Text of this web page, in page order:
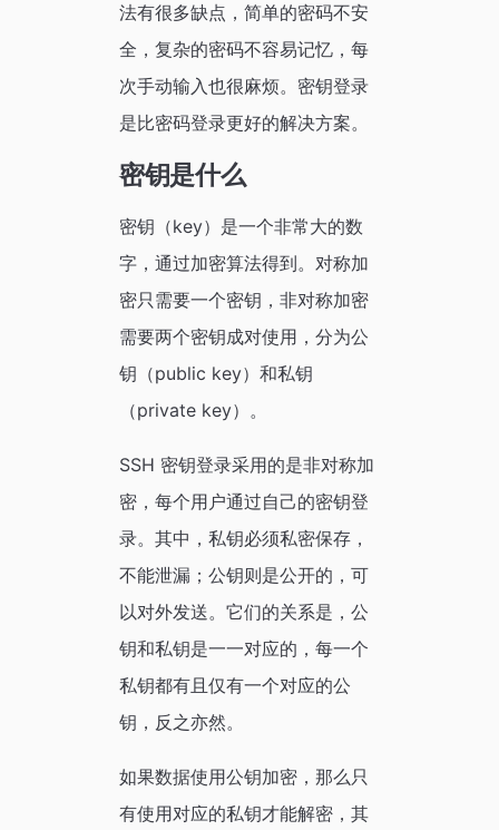
法有很多缺点，简单的密码不安
全，复杂的密码不容易记忆，每
次手动输入也很麻烦。密钥登录
是比密码登录更好的解决方案。
密钥是什么
密钥（key）是一个非常大的数
字，通过加密算法得到。对称加
密只需要一个密钥，非对称加密
需要两个密钥成对使用，分为公
钥（public key）和私钥
（private key）。
SSH 密钥登录采用的是非对称加
密，每个用户通过自己的密钥登
录。其中，私钥必须私密保存，
不能泄漏；公钥则是公开的，可
以对外发送。它们的关系是，公
钥和私钥是一一对应的，每一个
私钥都有且仅有一个对应的公
钥，反之亦然。
如果数据使用公钥加密，那么只
有使用对应的私钥才能解密，其